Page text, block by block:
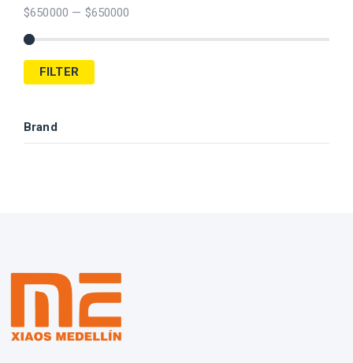
$650000 — $650000
FILTER
Brand